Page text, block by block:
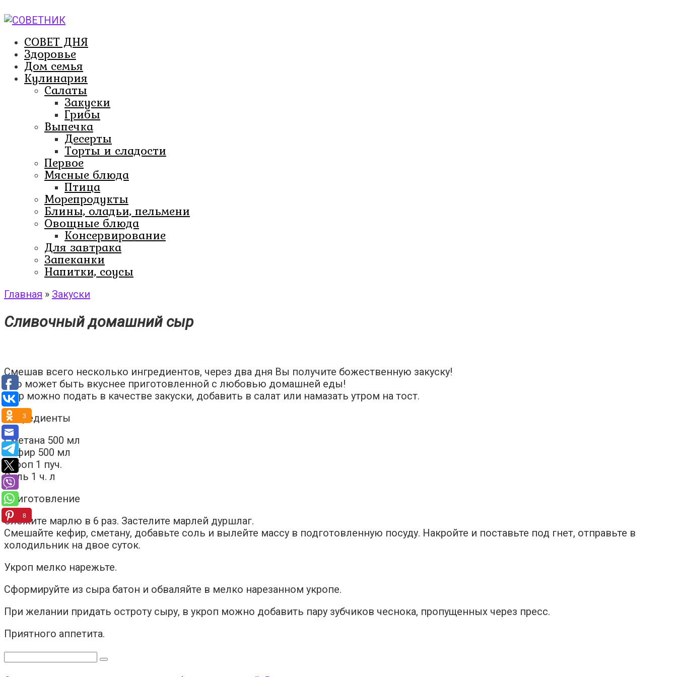
к
СОВЕТ ДНЯ
Здоровье
Дом семья
Кулинария
Салаты
Закуски
Грибы
Выпечка
Десерты
Торты и сладости
Первое
Мясные блюда
Птица
Морепродукты
Блины, оладьи, пельмени
Овощные блюда
Консервирование
Для завтрака
Запеканки
Напитки, соусы
Главная » Закуски
Сливочный домашний сыр
Смешав всего несколько ингредиентов, через два дня Вы получите божественную закуску!
Что может быть вкуснее приготовленной с любовью домашней еды!
Сыр можно подать в качестве закуски, добавить в салат или намазать утром на тост.
Ингредиенты
Сметана 500 мл
Кефир 500 мл
Укроп 1 пуч.
Соль 1 ч. л
Приготовление
Сложите марлю в 6 раз. Застелите марлей дуршлаг.
Смешайте кефир, сметану, добавьте соль и вылейте массу в подготовленную посуду. Накройте и поставьте под гнет, отправьте в
холодильник на двое суток.
Укроп мелко нарежьте.
Сформируйте из сыра батон и обваляйте в мелко нарезанном укропе.
При желании придать остроту сыру, в укроп можно добавить пару зубчиков чеснока, пропущенных через пресс.
Приятного аппетита.
Поиск:
3
8